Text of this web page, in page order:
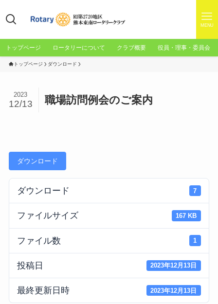
MENU
トップページ ロータリーについて クラブ概要 役員・理事・委員会
トップページ ダウンロード
職場訪問例会のご案内
2023
12/13
ダウンロード
ダウンロード 7
ファイルサイズ 167 KB
ファイル数 1
投稿日 2023年12月13日
最終更新日時 2023年12月13日